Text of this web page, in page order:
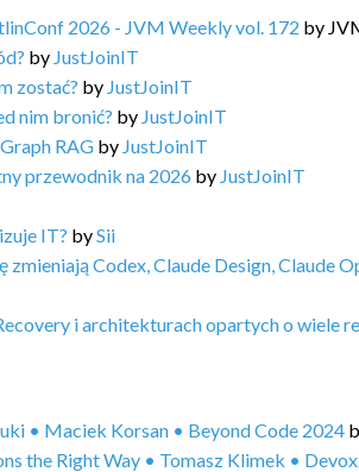
2026 - JVM Weekly vol. 172 by
by JustJoinIT
zostać? by JustJoinIT
nim bronić? by JustJoinIT
RAG by JustJoinIT
przewodnik na 2026 by JustJoinIT
IT? bySii
Codex, Claude Design, Claude
i architekturach opartych o wiele
• Maciek Korsan • Beyond Code 2024
the Right Way • Tomasz Klimek •